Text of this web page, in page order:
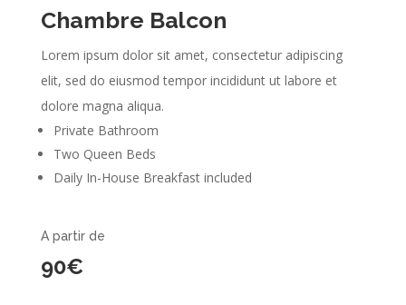
Chambre Balcon
Lorem ipsum dolor sit amet, consectetur adipiscing
elit, sed do eiusmod tempor incididunt ut labore et
dolore magna aliqua.
Private Bathroom
Two Queen Beds
Daily In-House Breakfast included
A partir de
90€